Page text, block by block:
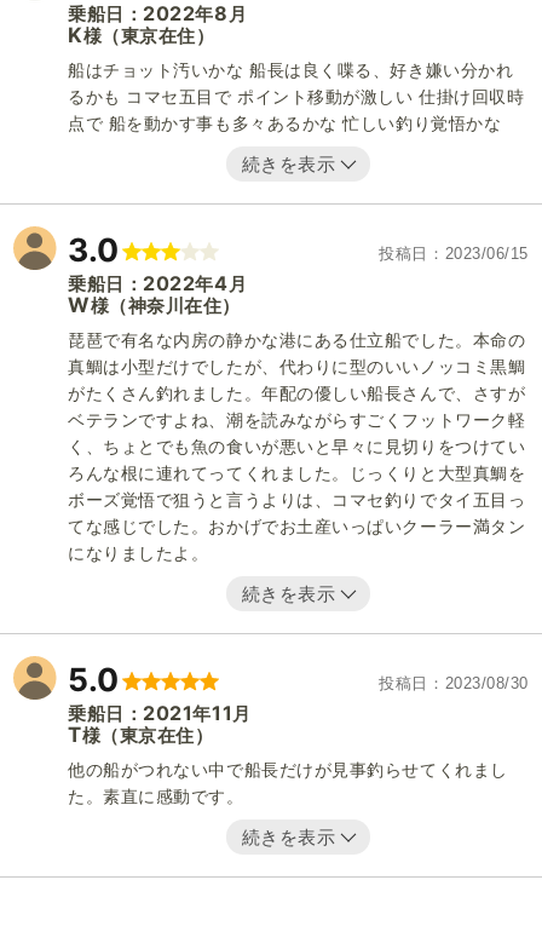
乗船日： 2022年8 月
K様 （東京在住）
船はチョット汚いかな 船長は良く喋る、好き嫌い分かれ
るかも コマセ五目で ポイント移動が激しい 仕掛け回収時
点で 船を動かす事も多々あるかな 忙しい釣り覚悟かな
続きを表示
3.0 投稿日 2023/06/15
乗船日： 2022年4 月
W様 （神奈川在住）
琵琶で有名な内房の静かな港にある仕立船でした。本命の
真鯛は小型だけでしたが、代わりに型のいいノッコミ黒鯛
がたくさん釣れました。年配の優しい船長さんで、さすが
ベテランですよね、潮を読みながらすごくフットワーク軽
く、ちょとでも魚の食いが悪いと早々に見切りをつけてい
ろんな根に連れてってくれました。じっくりと大型真鯛を
ボーズ覚悟で狙うと言うよりは、コマセ釣りでタイ五目っ
てな感じでした。おかげでお土産いっぱいクーラー満タン
になりましたよ。
続きを表示
5.0 投稿日 2023/08/30
乗船日： 2021年11 月
T様 （東京在住）
他の船がつれない中で船長だけが見事釣らせてくれまし
た。素直に感動です。
続きを表示